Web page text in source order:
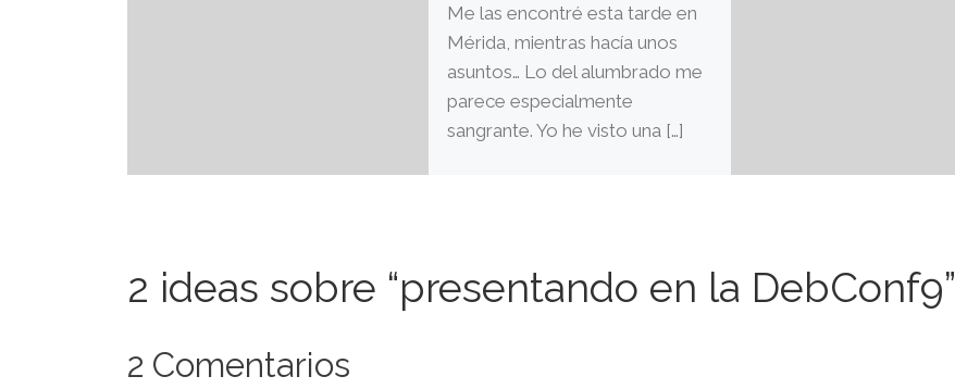
Me las encontré esta tarde en
Mérida, mientras hacía unos
asuntos… Lo del alumbrado me
parece especialmente
sangrante. Yo he visto una […]
2 ideas sobre “presentando en la DebConf9”
2 Comentarios